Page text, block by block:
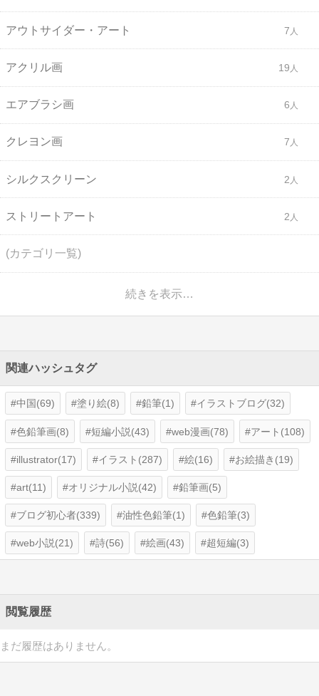
アウトサイダー・アート 7
アクリル画 19
エアブラシ画 6
クレヨン画 7
シルクスクリーン 2
ストリートアート 2
(カテゴリ一覧)
続きを表示…
関連ハッシュタグ
中国(69) 塗り絵(8) 鉛筆(1) イラストブログ(32)
色鉛筆画(8) 短編小説(43) web漫画(78) アート(108)
illustrator(17) イラスト(287) 絵(16) お絵描き(19)
art(11) オリジナル小説(42) 鉛筆画(5)
ブログ初心者(339) 油性色鉛筆(1) 色鉛筆(3)
web小説(21) 詩(56) 絵画(43) 超短編(3)
閲覧履歴
まだ履歴はありません。